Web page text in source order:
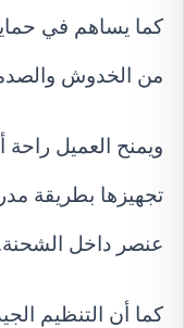
كما يساهم في
من الخدوش
ويمنح العميل راحة
تجهيزها بطريقة
عنصر داخل
كما أن التنظيم